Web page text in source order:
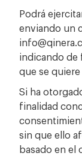
Podrá
enviando un
indicando de
que se
Si ha
finalidad
sin que ello
basado en el